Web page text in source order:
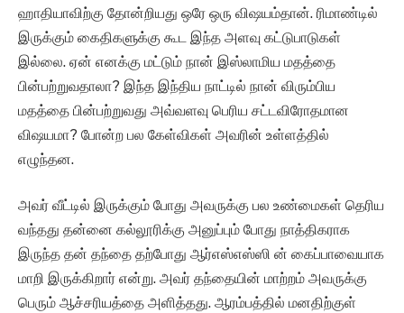
ஹாதியாவிற்கு தோன்றியது ஒரே ஒரு விஷயம்தான். ரிமாண்டில்
இருக்கும் கைதிகளுக்கு கூட இந்த அளவு கட்டுபாடுகள்
இல்லை. ஏன் எனக்கு மட்டும் நான் இஸ்லாமிய மதத்தை
பின்பற்றுவதாலா? இந்த இந்திய நாட்டில் நான் விரும்பிய
மதத்தை பின்பற்றுவது அவ்வளவு பெரிய சட்டவிரோதமான
விஷயமா? போன்ற பல கேள்விகள் அவரின் உள்ளத்தில்
எழுந்தன.
அவர் வீட்டில் இருக்கும் போது அவருக்கு பல உண்மைகள் தெரிய
வந்தது தன்னை கல்லூரிக்கு அனுப்பும் போது நாத்திகராக
இருந்த தன் தந்தை தற்போது ஆர்எஸ்எஸ்ஸி ன் கைப்பாவையாக
மாறி இருக்கிறார் என்று. அவர் தந்தையின் மாற்றம் அவருக்கு
பெரும் ஆச்சரியத்தை அளித்தது. ஆரம்பத்தில் மனதிற்குள்